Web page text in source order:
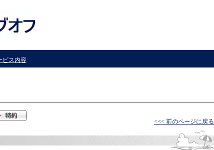
ビス内容
<<< 前のページに戻る